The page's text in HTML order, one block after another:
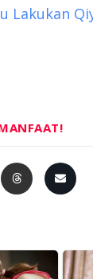
Lakukan